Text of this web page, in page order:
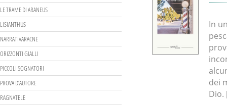
LE TRAME DI ARANEUS
LISIANTHUS
NARRATIVARACNE
ORIZZONTI GIALLI
PICCOLI SOGNATORI
PROVA D’AUTORE
RAGNATELE
In
dei
Dio.